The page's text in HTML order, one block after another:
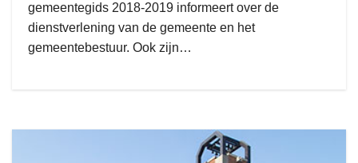
gemeentegids 2018-2019 informeert over de
dienstverlening van de gemeente en het
gemeentebestuur. Ook zijn…